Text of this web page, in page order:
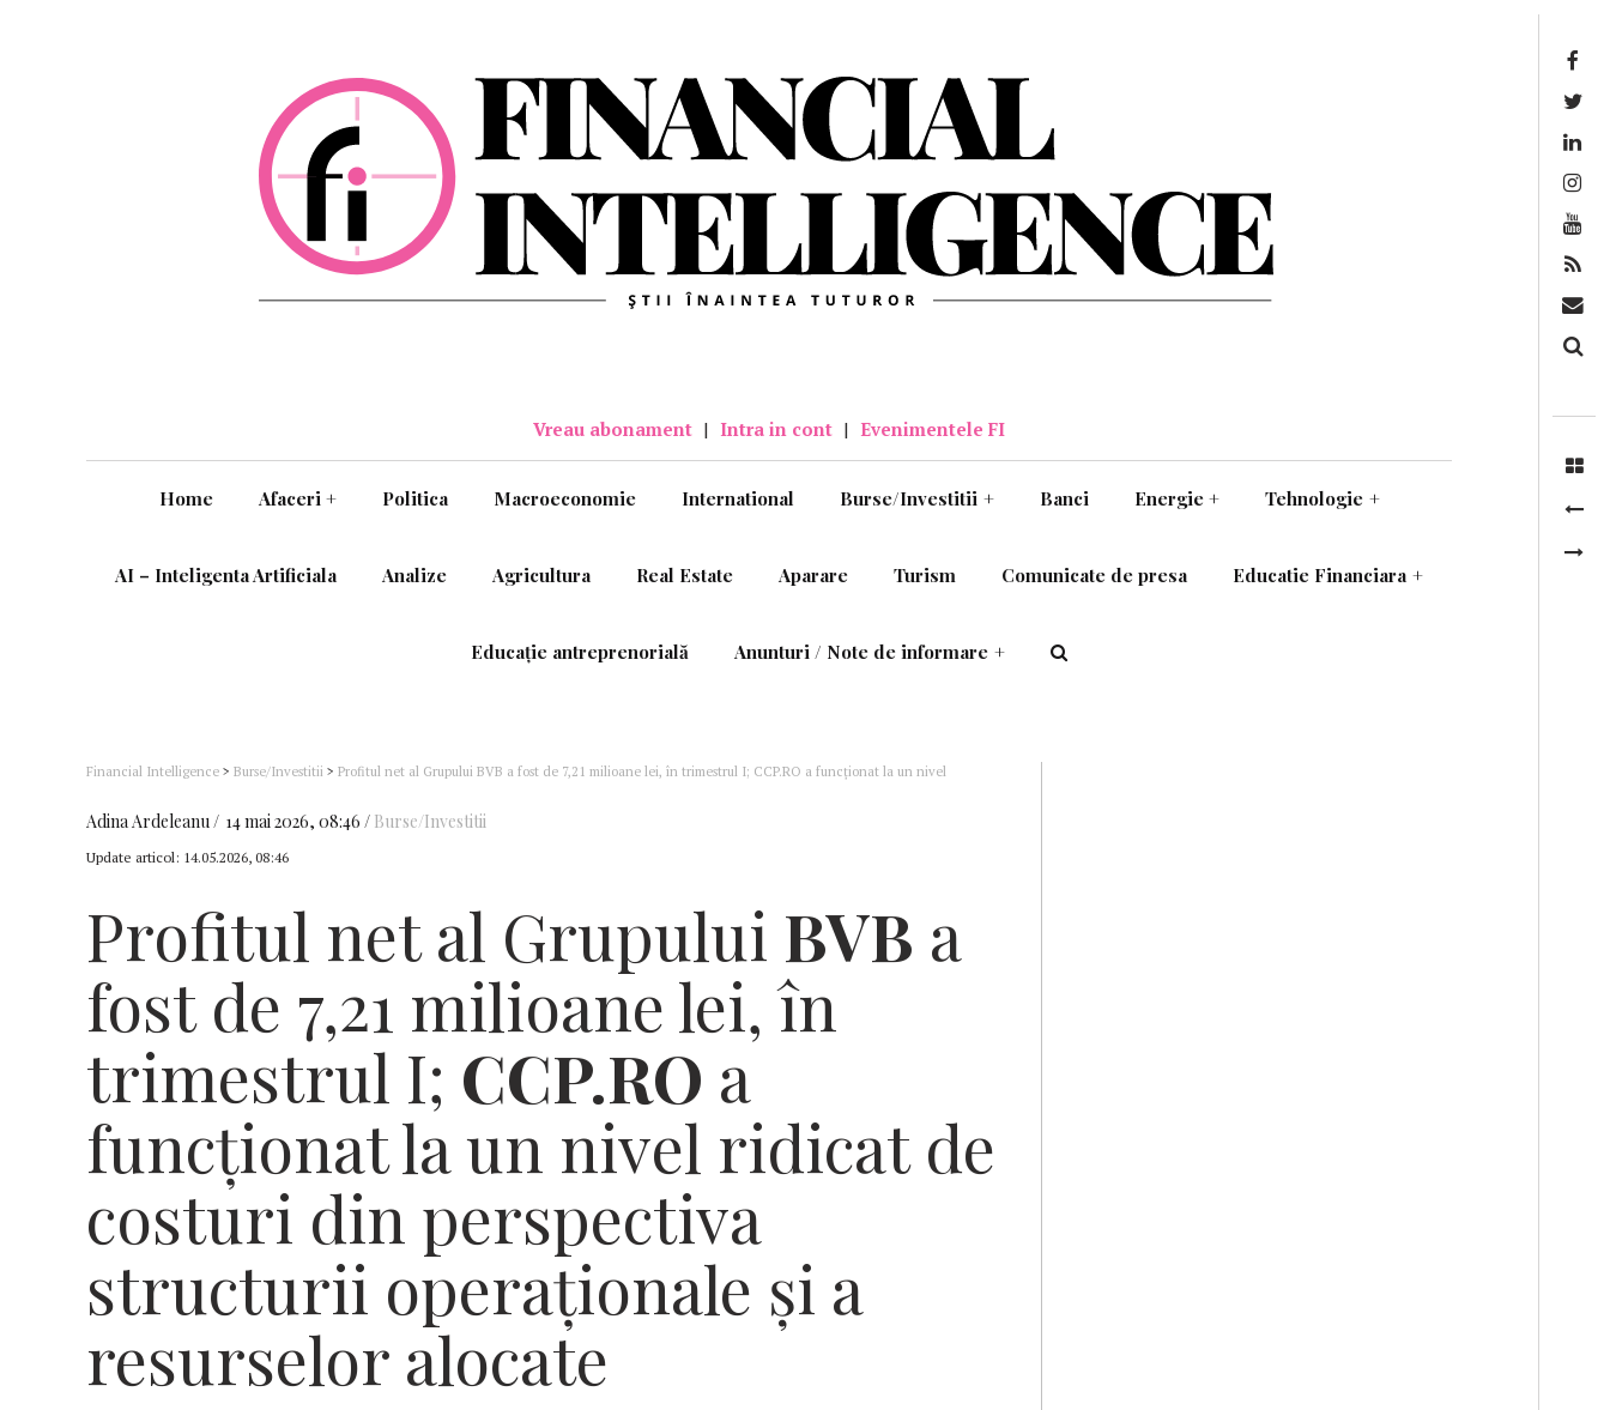
Vreau abonament | Intra in cont | Evenimentele FI
Home Afaceri + Politica Macroeconomie International Burse/Investitii + Banci Energie + Tehnologie +
AI – Inteligenta Artificiala Analize Agricultura Real Estate Aparare Turism Comunicate de presa Educatie Financiara +
Educație antreprenorială Anunturi / Note de informare +
Financial Intelligence > Burse/Investitii > Profitul net al Grupului BVB a fost de 7,21 milioane lei, în trimestrul I; CCP.RO a funcționat la un nivel
Adina Ardeleanu 14 mai 2026, 08:46 Burse/Investitii
Update articol: 14.05.2026, 08:46
Profitul net al Grupului BVB a
fost de 7,21 milioane lei, în
trimestrul I; CCP.RO a
funcționat la un nivel ridicat de
costuri din perspectiva
structurii operaționale și a
resurselor alocate